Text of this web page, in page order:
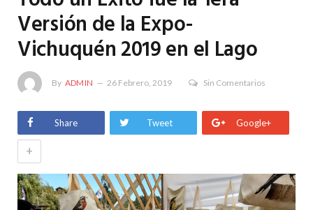
Versión de la Expo-
Vichuquén 2019 en el Lago
By ADMIN 26 Febrero, 2019 Sin Comentarios
Share Tweet Google+
+